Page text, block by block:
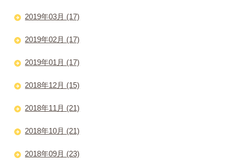
2019年03月 (17)
2019年02月 (17)
2019年01月 (17)
2018年12月 (15)
2018年11月 (21)
2018年10月 (21)
2018年09月 (23)